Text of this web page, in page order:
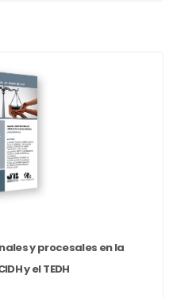
y procesales en la
y el TEDH